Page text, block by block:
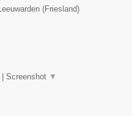
Leeuwarden (Friesland)
Screenshot ▼